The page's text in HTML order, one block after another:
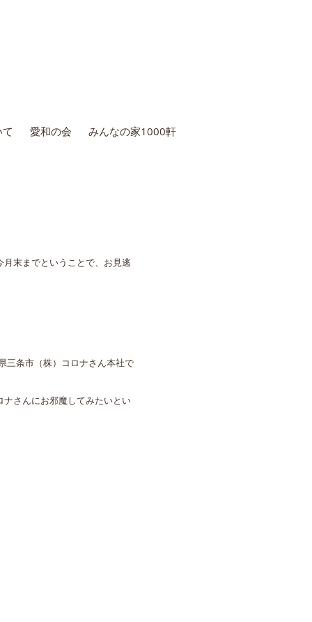
愛和の会 みんなの家1000軒
末までということで、お見逃
三条市（株）コロナさん本社で
さんにお邪魔してみたいとい